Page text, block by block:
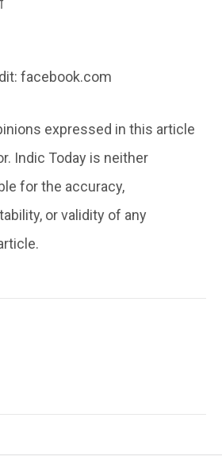
facebook.com
expressed in this article
Indic Today is neither
for the accuracy,
or validity of any